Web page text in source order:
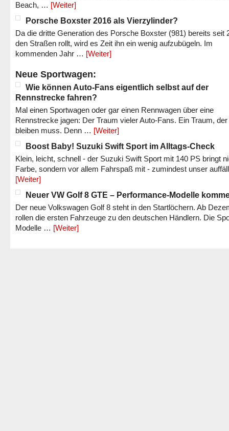
Beach, … [Weiter]
Porsche Boxster 2016 als Vierzylinder?
Da die dritte Generation des Porsche Boxster (981) bereits seit
den Straßen rollt, wird es Zeit ihn ein wenig aufzubügeln. Im
kommenden Jahr … [Weiter]
Neue Sportwagen:
Wie können Auto-Fans eigentlich selbst auf der
Rennstrecke fahren?
Mal einen Sportwagen oder gar einen Rennwagen über eine
Rennstrecke jagen: Der Traum vieler Auto-Fans. Ein Traum,
bleiben muss. Denn … [Weiter]
Boost Baby! Suzuki Swift Sport im Alltags-Check
Klein, leicht, schnell - der Suzuki Swift Sport mit 140 PS bringt
Farbe, sondern vor allem Fahrspaß mit - zumindest unser
[Weiter]
Neuer VW Golf 8 GTE – Performance-Modelle
Der neue Volkswagen Golf 8 steht in den Startlöchern. Ab
rollen die ersten Fahrzeuge zu den deutschen Händlern. Die
Modelle … [Weiter]